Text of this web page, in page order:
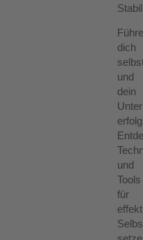
dich
und
dein
und
Tools
für